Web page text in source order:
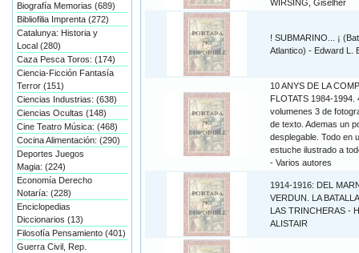
WIRSING, Giselher
! SUBMARINO... ¡
Atlantico) - Edward L.
10 ANYS DE LA
FLOTATS 1984-1994.
volumenes 3 de
de texto. Ademas un
desplegable. Todo en
estuche ilustrado a
- Varios autores
1914-1916: DEL
VERDUN. LA
LAS TRINCHERAS -
ALISTAIR
Biografía Memorias (689)
Bibliofilia Imprenta (272)
Catalunya: Historia y
Local (280)
Caza Pesca Toros: (174)
Ciencia-Ficción Fantasía
Terror (151)
Ciencias Industrias: (638)
Ciencias Ocultas (148)
Cine Teatro Música: (468)
Cocina Alimentación: (290)
Deportes Juegos
Magia: (224)
Economía Derecho
Notaría: (228)
Enciclopedias
Diccionarios (13)
Filosofía Pensamiento (401)
Guerra Civil, Rep.